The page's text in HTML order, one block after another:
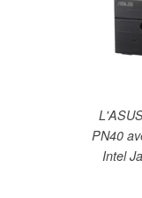
PN40
Intel